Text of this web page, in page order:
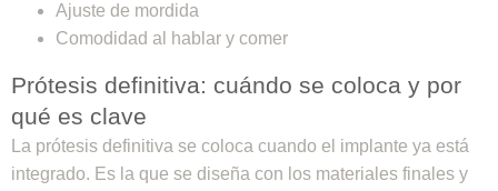
Ajuste de mordida
Comodidad al hablar y comer
Prótesis definitiva: cuándo se coloca y por
qué es clave
La prótesis definitiva se coloca cuando el implante ya está
integrado. Es la que se diseña con los materiales finales y